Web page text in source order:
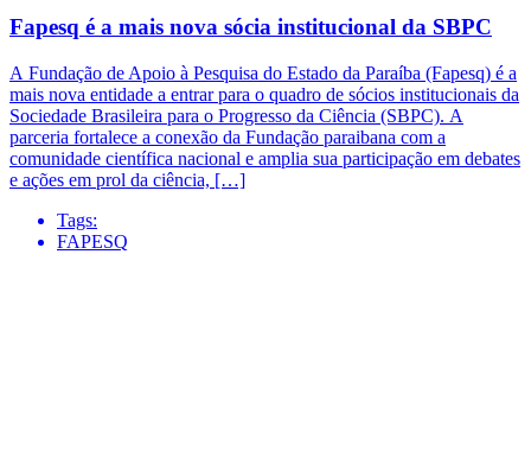
Fapesq é a mais nova sócia institucional da SBPC
A Fundação de Apoio à Pesquisa do Estado da Paraíba (Fapesq) é a
mais nova entidade a entrar para o quadro de sócios institucionais da
Sociedade Brasileira para o Progresso da Ciência (SBPC). A
parceria fortalece a conexão da Fundação paraibana com a
comunidade científica nacional e amplia sua participação em debates
e ações em prol da ciência, […]
Tags:
FAPESQ